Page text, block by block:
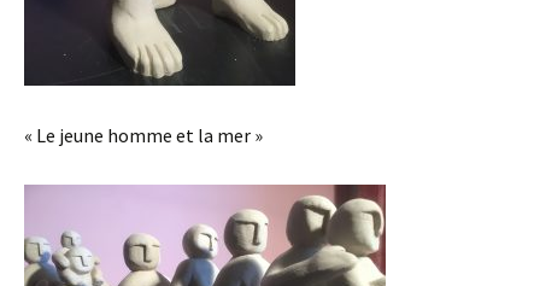
« Le jeune homme et la mer »